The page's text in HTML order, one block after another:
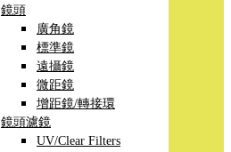
鏡頭
廣角鏡
標準鏡
遠攝鏡
微距鏡
增距鏡/轉接環
鏡頭濾鏡
UV/Clear Filters